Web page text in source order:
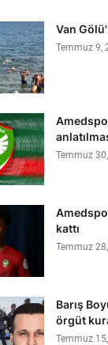
Van
Temmuz 9,
Temmuz
kattı
Temmuz
Barış
örgüt
Temmuz